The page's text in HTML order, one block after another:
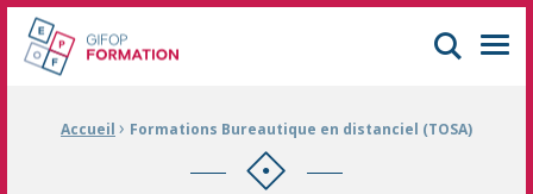
GIFOP Formation Centre de formation continue à Mulhouse
Fil d'Ariane :
Accueil › Formations Bureautique en distanciel (TOSA)